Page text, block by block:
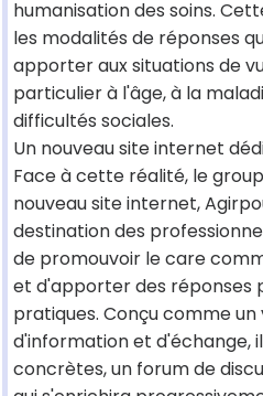
humanisation des soins.
les modalités de réponses
apporter aux situations de
particulier à l'âge, à la
difficultés sociales.
Un nouveau site internet
Face à cette réalité, le
nouveau site internet,
destination des
de promouvoir le care
et d'apporter des réponses
pratiques. Conçu comme
d'information et d'échange,
concrètes, un forum de